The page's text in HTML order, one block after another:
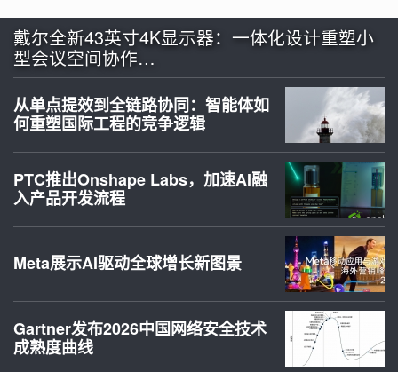
戴尔全新43英寸4K显示器：一体化设计重塑小
型会议空间协作…
从单点提效到全链路协同：智能体如
何重塑国际工程的竞争逻辑
PTC推出Onshape Labs，加速AI融
入产品开发流程
Meta展示AI驱动全球增长新图景
Gartner发布2026中国网络安全技术
成熟度曲线